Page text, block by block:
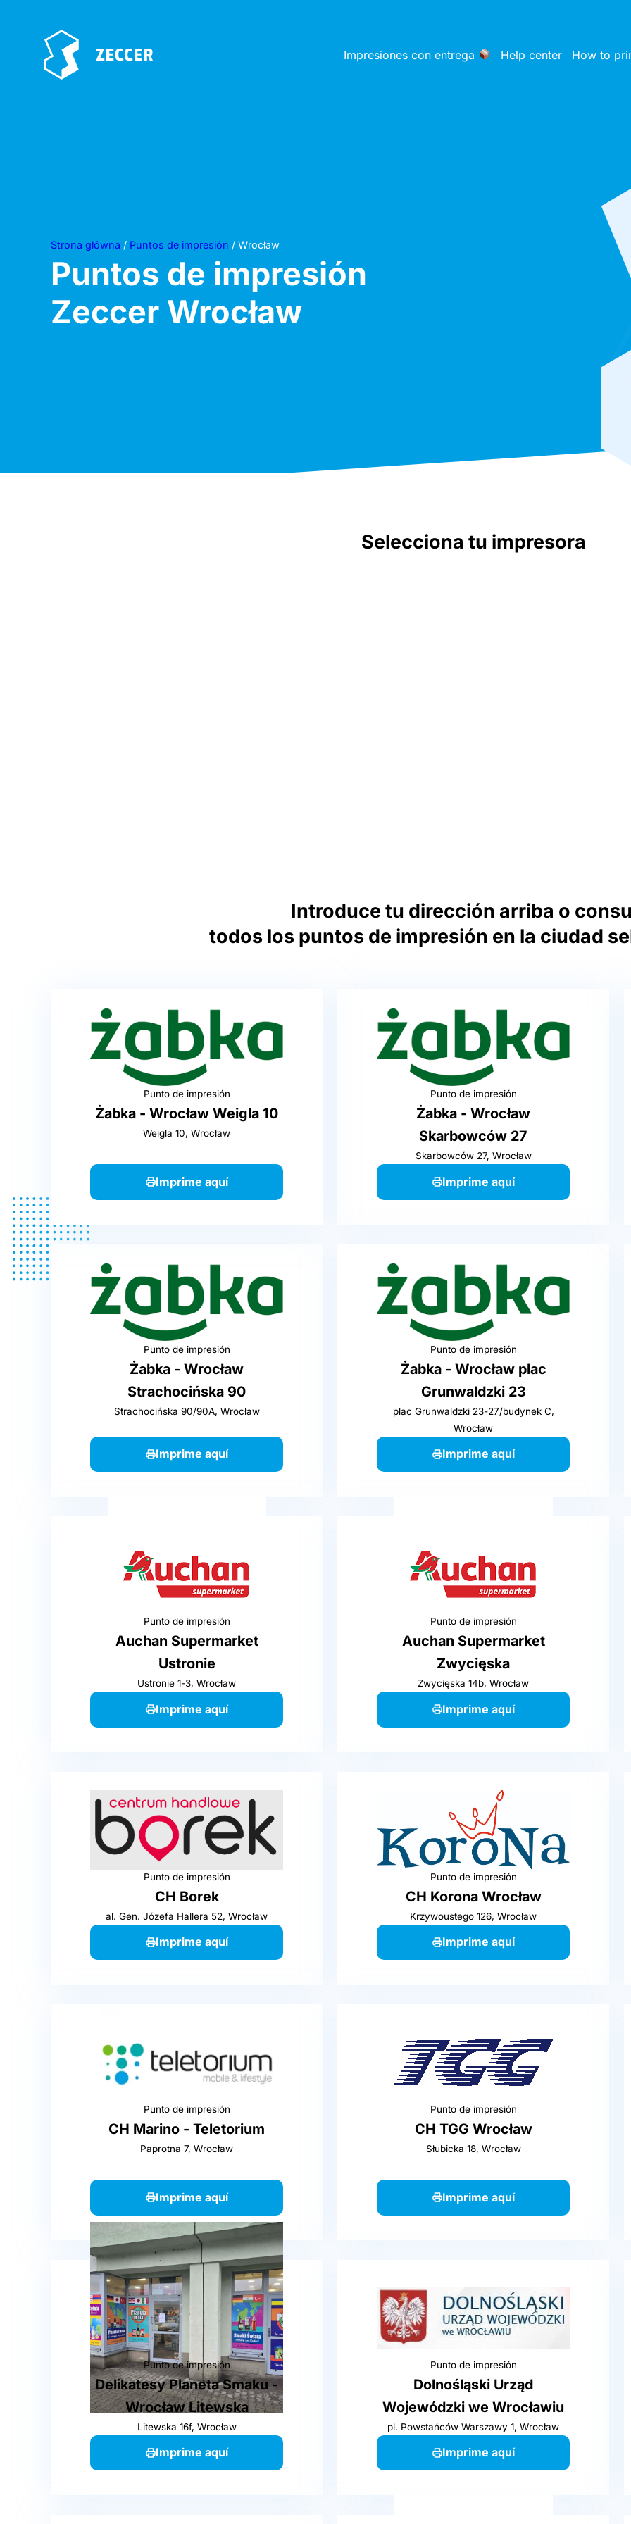
Impresiones con entrega Help center How to
Strona główna / Puntos de impresión / Wrocław
Puntos de impresión
Zeccer Wrocław
Selecciona tu impresora
Introduce tu dirección arriba o
todos los puntos de impresión en la ciudad
Punto de impresión
Żabka - Wrocław Weigla 10
Weigla 10, Wrocław
Imprime aquí
Punto de impresión
Żabka - Wrocław
Skarbowców 27
Skarbowców 27, Wrocław
Imprime aquí
Punto de impresión
Żabka - Wrocław
Strachocińska 90
Strachocińska 90/90A, Wrocław
Imprime aquí
Punto de impresión
Żabka - Wrocław plac
Grunwaldzki 23
plac Grunwaldzki 23-27/budynek C,
Wrocław
Imprime aquí
Punto de impresión
Auchan Supermarket
Ustronie
Ustronie 1-3, Wrocław
Imprime aquí
Punto de impresión
Auchan Supermarket
Zwycięska
Zwycięska 14b, Wrocław
Imprime aquí
Punto de impresión
CH Borek
al. Gen. Józefa Hallera 52, Wrocław
Imprime aquí
Punto de impresión
CH Korona Wrocław
Krzywoustego 126, Wrocław
Imprime aquí
Punto de impresión
CH Marino - Teletorium
Paprotna 7, Wrocław
Imprime aquí
Punto de impresión
CH TGG Wrocław
Słubicka 18, Wrocław
Imprime aquí
Punto de impresión
Delikatesy Planeta Smaku -
Wrocław Litewska
Litewska 16f, Wrocław
Imprime aquí
Punto de impresión
Dolnośląski Urząd
Wojewódzki we Wrocławiu
pl. Powstańców Warszawy 1, Wrocław
Imprime aquí